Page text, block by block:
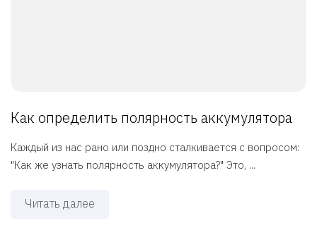
Как определить полярность аккумулятора
Каждый из нас рано или поздно сталкивается с вопросом:
"Как же узнать полярность аккумулятора?" Это, ...
Читать далее